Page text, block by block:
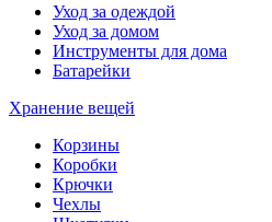
Уход за одеждой
Уход за домом
Инструменты для дома
Батарейки
Хранение вещей
Корзины
Коробки
Крючки
Чехлы